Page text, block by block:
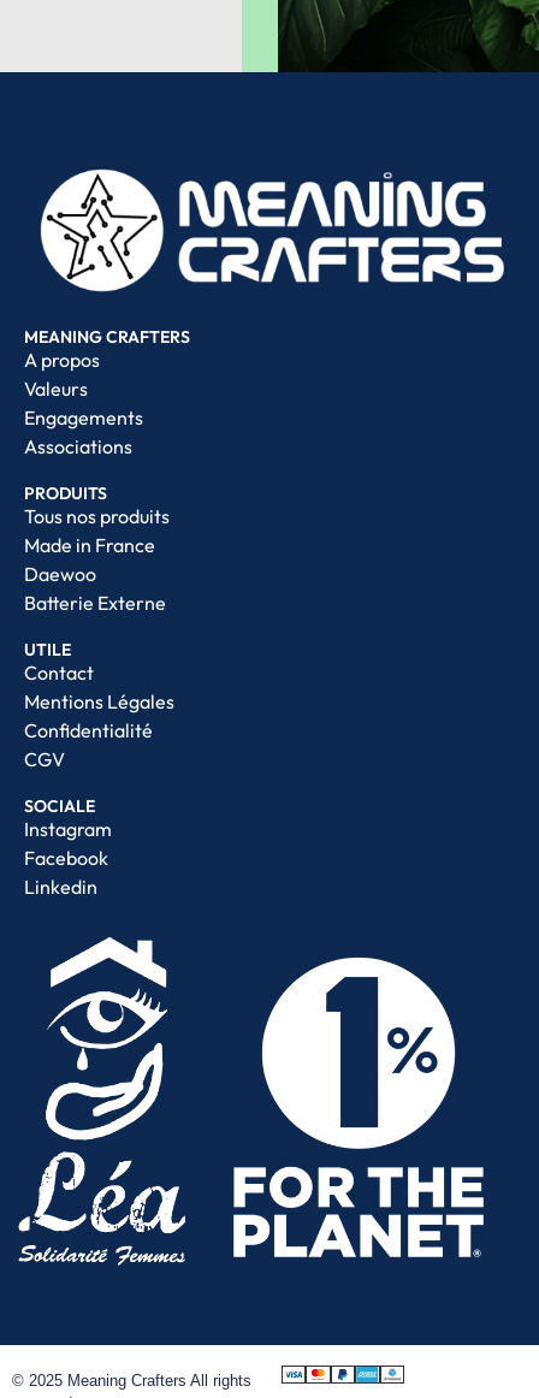
MEANING CRAFTERS
A propos
Valeurs
Engagements
Associations
PRODUITS
Tous nos produits
Made in France
Daewoo
Batterie Externe
UTILE
Contact
Mentions Légales
Confidentialité
CGV
SOCIALE
Instagram
Facebook
Linkedin
© 2025 Meaning Crafters All rights